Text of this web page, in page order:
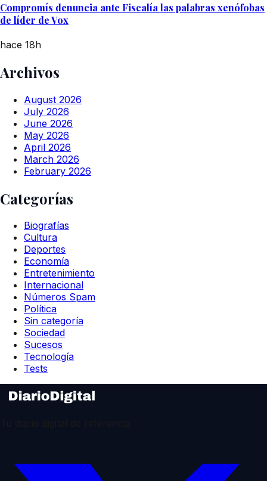
Compromís denuncia ante Fiscalía las palabras xenófobas
de líder de Vox
hace 18h
Archivos
August 2026
July 2026
June 2026
May 2026
April 2026
March 2026
February 2026
Categorías
Biografías
Cultura
Deportes
Economía
Entretenimiento
Internacional
Números Spam
Política
Sin categoría
Sociedad
Sucesos
Tecnología
Tests